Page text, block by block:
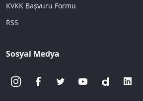
KVKK Başvuru Formu
RSS
Sosyal Medya